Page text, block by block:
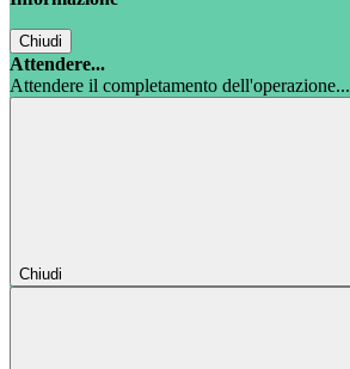
Chiudi
Attendere...
Attendere il completamento dell'operazione...
Chiudi